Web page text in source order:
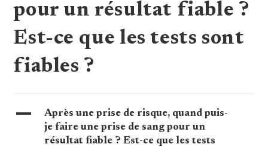
pour un résultat fiable ?
Est-ce que les tests sont
fiables ?
A
Après une prise de risque, quand puis-
je faire une prise de sang pour un
résultat fiable ? Est-ce que les tests